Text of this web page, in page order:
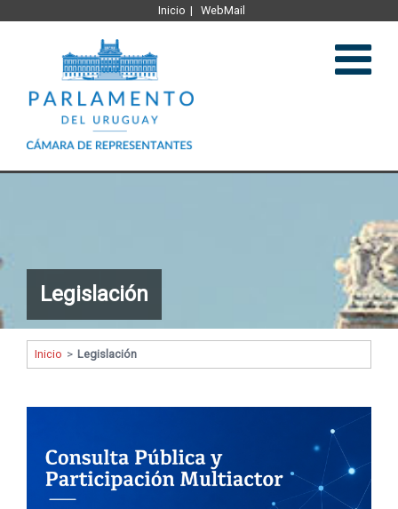
Inicio WebMail
Plenario y comisiones
Legislación
Inicio > Legislación